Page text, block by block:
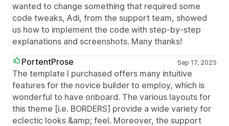
wanted to change something that required some
code tweaks, Adi, from the support team, showed
us how to implement the code with step-by-step
explanations and screenshots. Many thanks!
PortentProse
Sep 17, 2025
The template I purchased offers many intuitive
features for the novice builder to employ, which is
wonderful to have onboard. The various layouts for
this theme [i.e. BORDERS] provide a wide variety for
eclectic looks &amp; feel. Moreover, the support